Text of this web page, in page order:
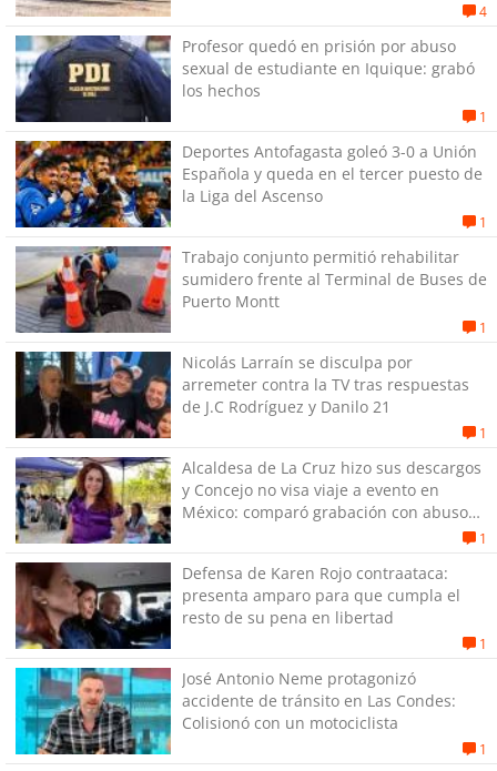
4
Profesor quedó en prisión por abuso
sexual de estudiante en Iquique: grabó
los hechos
1
Deportes Antofagasta goleó 3-0 a Unión
Española y queda en el tercer puesto de
la Liga del Ascenso
1
Trabajo conjunto permitió rehabilitar
sumidero frente al Terminal de Buses de
Puerto Montt
1
Nicolás Larraín se disculpa por
arremeter contra la TV tras respuestas
de J.C Rodríguez y Danilo 21
1
Alcaldesa de La Cruz hizo sus descargos
y Concejo no visa viaje a evento en
México: comparó grabación con abuso
1
Defensa de Karen Rojo contraataca:
presenta amparo para que cumpla el
resto de su pena en libertad
1
José Antonio Neme protagonizó
accidente de tránsito en Las Condes:
Colisionó con un motociclista
1